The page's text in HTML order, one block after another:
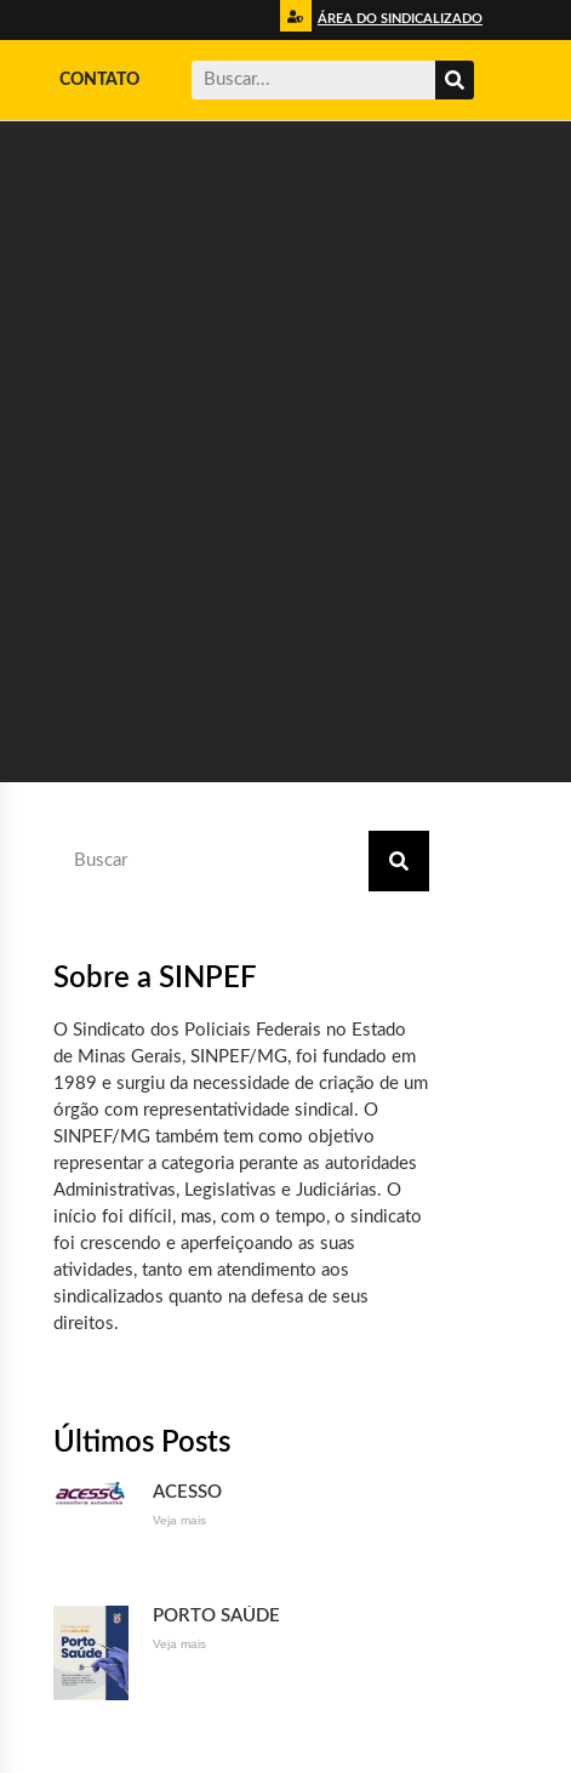
ÁREA DO SINDICALIZADO
CONTATO
Sobre a SINPEF
O Sindicato dos Policiais Federais no Estado
de Minas Gerais, SINPEF/MG, foi fundado em
1989 e surgiu da necessidade de criação de um
órgão com representatividade sindical. O
SINPEF/MG também tem como objetivo
representar a categoria perante as autoridades
Administrativas, Legislativas e Judiciárias. O
início foi difícil, mas, com o tempo, o sindicato
foi crescendo e aperfeiçoando as suas
atividades, tanto em atendimento aos
sindicalizados quanto na defesa de seus
direitos.
Últimos Posts
ACESSO
Veja mais
PORTO SAÚDE
Veja mais